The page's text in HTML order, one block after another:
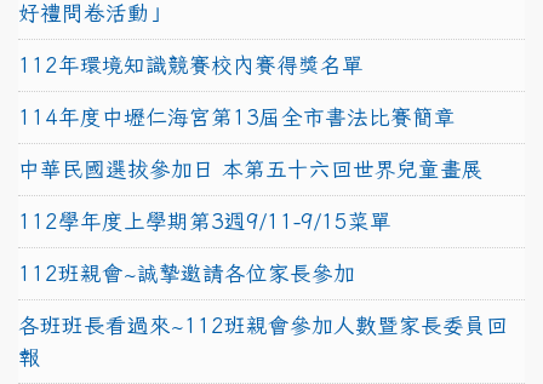
好禮問卷活動」
112年環境知識競賽校內賽得獎名單
114年度中壢仁海宮第13屆全市書法比賽簡章
中華民國選拔參加日 本第五十六回世界兒童畫展
112學年度上學期第3週9/11-9/15菜單
112班親會~誠摯邀請各位家長參加
各班班長看過來~112班親會參加人數暨家長委員回
報